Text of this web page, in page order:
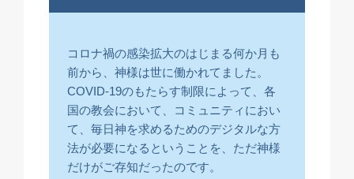
コロナ禍の感染拡大のはじまる何か月も
前から、神様は世に働かれてました。
COVID-19のもたらす制限によって、各
国の教会において、コミュニティにおい
て、毎日神を求めるためのデジタルな方
法が必要になるということを、ただ神様
だけがご存知だったのです。